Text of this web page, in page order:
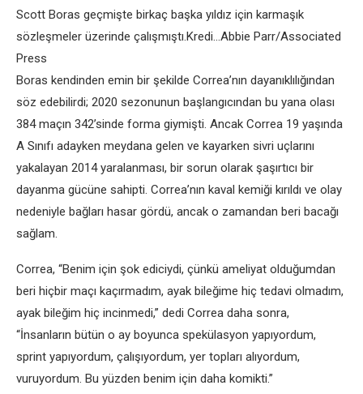
Scott Boras geçmişte birkaç başka yıldız için karmaşık
sözleşmeler üzerinde çalışmıştı.Kredi…Abbie Parr/Associated
Press
Boras kendinden emin bir şekilde Correa’nın dayanıklılığından
söz edebilirdi; 2020 sezonunun başlangıcından bu yana olası
384 maçın 342’sinde forma giymişti. Ancak Correa 19 yaşında
A Sınıfı adayken meydana gelen ve kayarken sivri uçlarını
yakalayan 2014 yaralanması, bir sorun olarak şaşırtıcı bir
dayanma gücüne sahipti. Correa’nın kaval kemiği kırıldı ve olay
nedeniyle bağları hasar gördü, ancak o zamandan beri bacağı
sağlam.
Correa, “Benim için şok ediciydi, çünkü ameliyat olduğumdan
beri hiçbir maçı kaçırmadım, ayak bileğime hiç tedavi olmadım,
ayak bileğim hiç incinmedi,” dedi Correa daha sonra,
“İnsanların bütün o ay boyunca spekülasyon yapıyordum,
sprint yapıyordum, çalışıyordum, yer topları alıyordum,
vuruyordum. Bu yüzden benim için daha komikti.”